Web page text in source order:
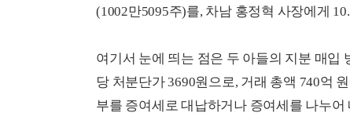
(1002만5095주)를, 차남 홍정혁 사장에게
여기서 눈에 띄는 점은 두 아들의 지분 매입
당 처분단가 3690원으로, 거래 총액 740억
부를 증여세로 대납하거나 증여세를 나누